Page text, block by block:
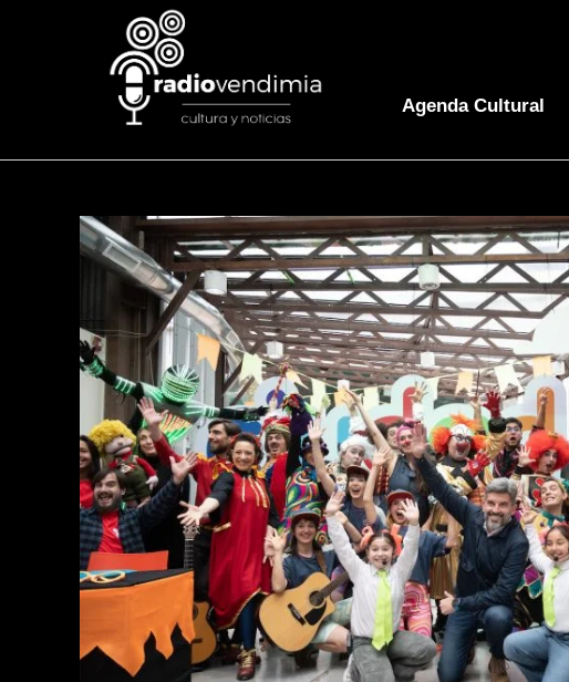
Agenda Cultural